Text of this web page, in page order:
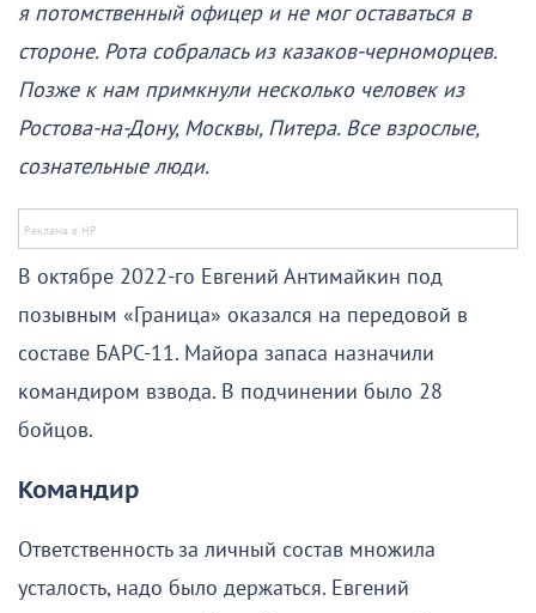
я потомственный офицер и не мог оставаться в
стороне. Рота собралась из казаков-черноморцев.
Позже к нам примкнули несколько человек из
Ростова-на-Дону, Москвы, Питера. Все взрослые,
сознательные люди.
В октябре 2022-го Евгений Антимайкин под
позывным «Граница» оказался на передовой в
составе БАРС-11. Майора запаса назначили
командиром взвода. В подчинении было 28
бойцов.
Командир
Ответственность за личный состав множила
усталость, надо было держаться. Евгений